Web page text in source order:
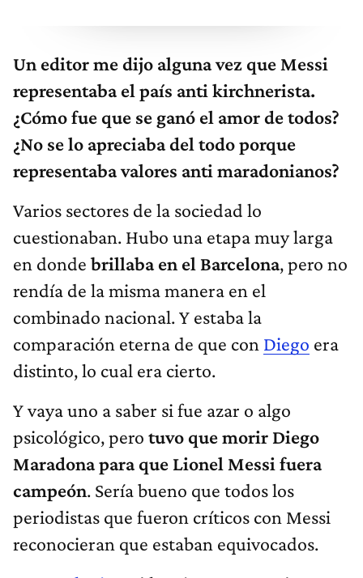
Un editor me dijo alguna vez que Messi
representaba el país anti kirchnerista.
¿Cómo fue que se ganó el amor de todos?
¿No se lo apreciaba del todo porque
representaba valores anti maradonianos?
Varios sectores de la sociedad lo
cuestionaban. Hubo una etapa muy larga
en donde brillaba en el Barcelona, pero no
rendía de la misma manera en el
combinado nacional. Y estaba la
comparación eterna de que con Diego era
distinto, lo cual era cierto.
Y vaya uno a saber si fue azar o algo
psicológico, pero tuvo que morir Diego
Maradona para que Lionel Messi fuera
campeón. Sería bueno que todos los
periodistas que fueron críticos con Messi
reconocieran que estaban equivocados.